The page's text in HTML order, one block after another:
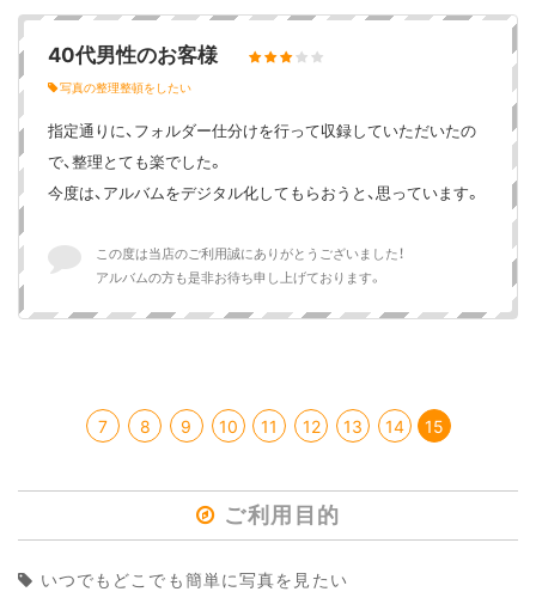
40代男性のお客様
写真の整理整頓をしたい
指定通りに、フォルダー仕分けを行って収録していただいたの
で、整理とても楽でした。
今度は、アルバムをデジタル化してもらおうと、思っています。
この度は当店のご利用誠にありがとうございました！
アルバムの方も是非お待ち申し上げております。
7 8 9 10 11 12 13 14 15
ご利用目的
いつでもどこでも簡単に写真を見たい